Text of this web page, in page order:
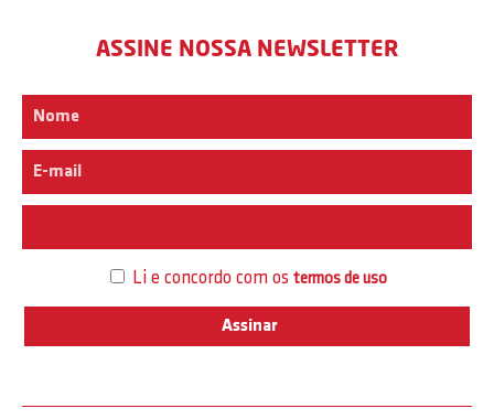
ASSINE NOSSA NEWSLETTER
Li e concordo com os termos de uso